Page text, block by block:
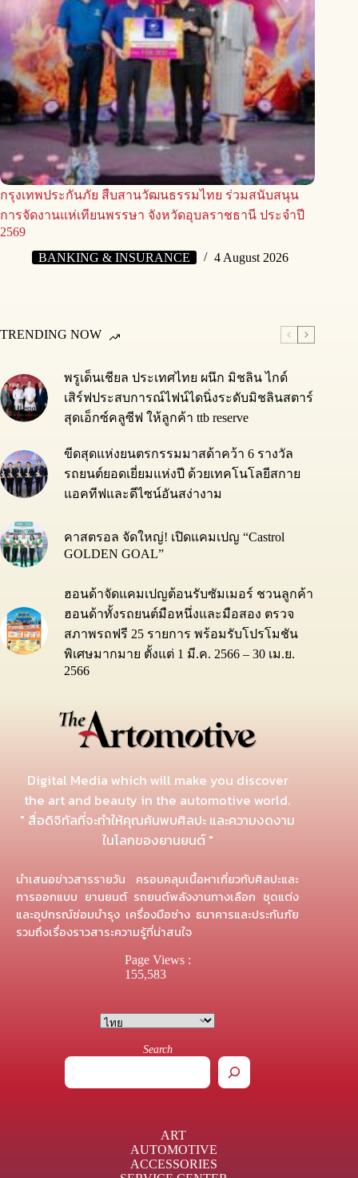
กรุงเทพประกันภัย สืบสานวัฒนธรรมไทย ร่วมสนับสนุน
การจัดงานแห่เทียนพรรษา จังหวัดอุบลราชธานี ประจำปี
2569
BANKING & INSURANCE
4 August 2026
TRENDING NOW
พรูเด็นเชียล ประเทศไทย ผนึก มิชลิน ไกด์
เสิร์ฟประสบการณ์ไฟน์ไดนิ่งระดับมิชลินสตาร์
สุดเอ็กซ์คลูซีฟ ให้ลูกค้า ttb reserve
ขีดสุดแห่งยนตรกรรมมาสด้าคว้า 6 รางวัล
รถยนต์ยอดเยี่ยมแห่งปี ด้วยเทคโนโลยีสกาย
แอคทีฟและดีไซน์อันสง่างาม
คาสตรอล จัดใหญ่! เปิดแคมเปญ “Castrol
GOLDEN GOAL”
ฮอนด้าจัดแคมเปญต้อนรับซัมเมอร์ ชวนลูกค้า
ฮอนด้าทั้งรถยนต์มือหนึ่งและมือสอง ตรวจ
สภาพรถฟรี 25 รายการ พร้อมรับโปรโมชัน
พิเศษมากมาย ตั้งแต่ 1 มี.ค. 2566 – 30 เม.ย.
2566
Digital Media which will make you discover
the art and beauty in the automotive world.
" สื่อดิจิทัลที่จะทำให้คุณค้นพบศิลปะ และความงดงาม
ในโลกของยานยนต์ "
นำเสนอข่าวสารรายวัน ครอบคลุมเนื้อหาเกี่ยวกับศิลปะและ
การออกแบบ ยานยนต์ รถยนต์พลังงานทางเลือก ชุดแต่ง
และอุปกรณ์ซ่อมบำรุง เครื่องมือช่าง ธนาคารและประกันภัย
รวมถึงเรื่องราวสาระความรู้ที่น่าสนใจ
Page Views :
155,583
Search
ART
AUTOMOTIVE
ACCESSORIES